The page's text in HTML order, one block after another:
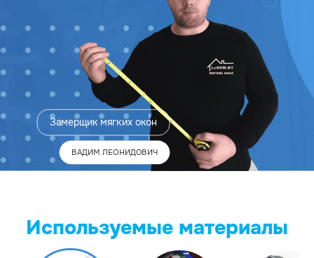
Замерщикмягких окон
ВАДИМ ЛЕОНИДОВИЧ
Используемые материалы